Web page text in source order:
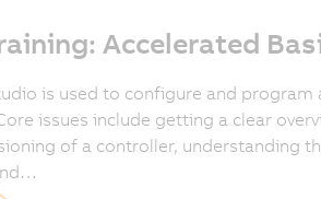
Accelerated
is used to configure and program
issues include getting a clear
of a controller, understanding